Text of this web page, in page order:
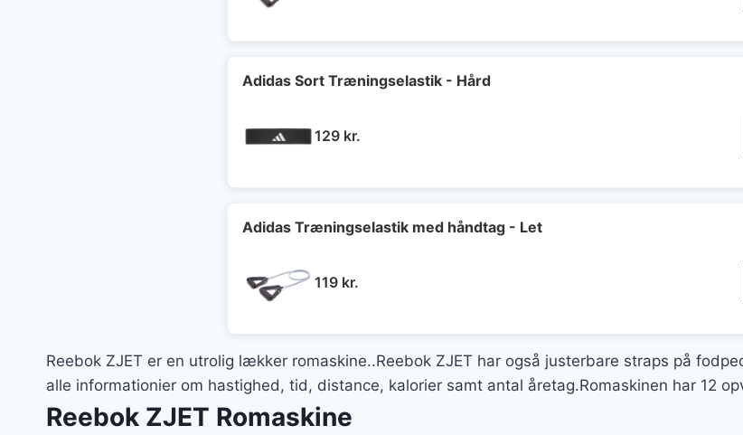
Adidas Sort Træningselastik - Hård
129 kr.
Adidas Træningselastik med håndtag - Let
119 kr.
Reebok ZJET er en utrolig lækker romaskine..Reebok ZJET har også justerbare straps på
alle informationier om hastighed, tid, distance, kalorier samt antal åretag.Romaskinen har 12
Reebok ZJET Romaskine